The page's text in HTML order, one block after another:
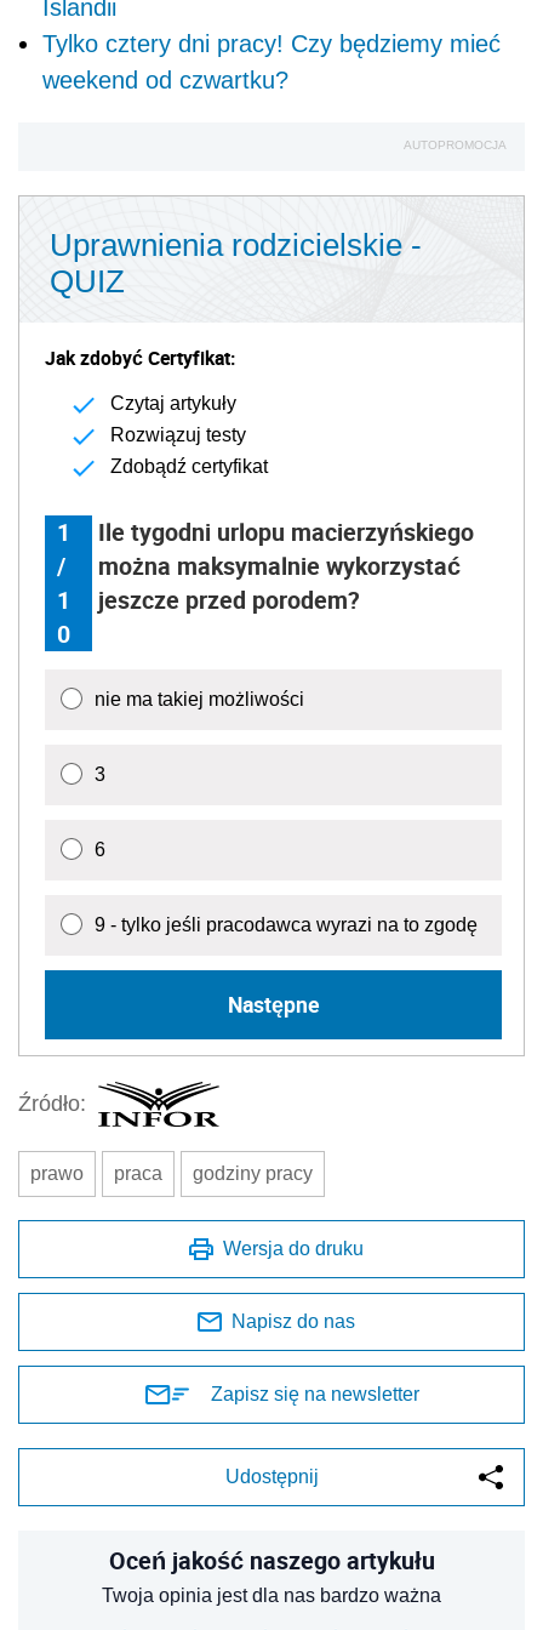
Islandii
Tylko cztery dni pracy! Czy będziemy mieć
weekend od czwartku?
AUTOPROMOCJA
Uprawnienia rodzicielskie -
QUIZ
Jak zdobyć Certyfikat:
Czytaj artykuły
Rozwiązuj testy
Zdobądź certyfikat
1
/
1
0
Ile tygodni urlopu macierzyńskiego
można maksymalnie wykorzystać
jeszcze przed porodem?
nie ma takiej możliwości
3
6
9 - tylko jeśli pracodawca wyrazi na to zgodę
Następne
Źródło:
prawo praca godziny pracy
Wersja do druku
Napisz do nas
Zapisz się na newsletter
Udostępnij
Oceń jakość naszego artykułu
Twoja opinia jest dla nas bardzo ważna